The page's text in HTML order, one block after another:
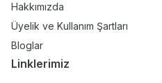
Hakkımızda
Üyelik ve Kullanım Şartları
Bloglar
Linklerimiz